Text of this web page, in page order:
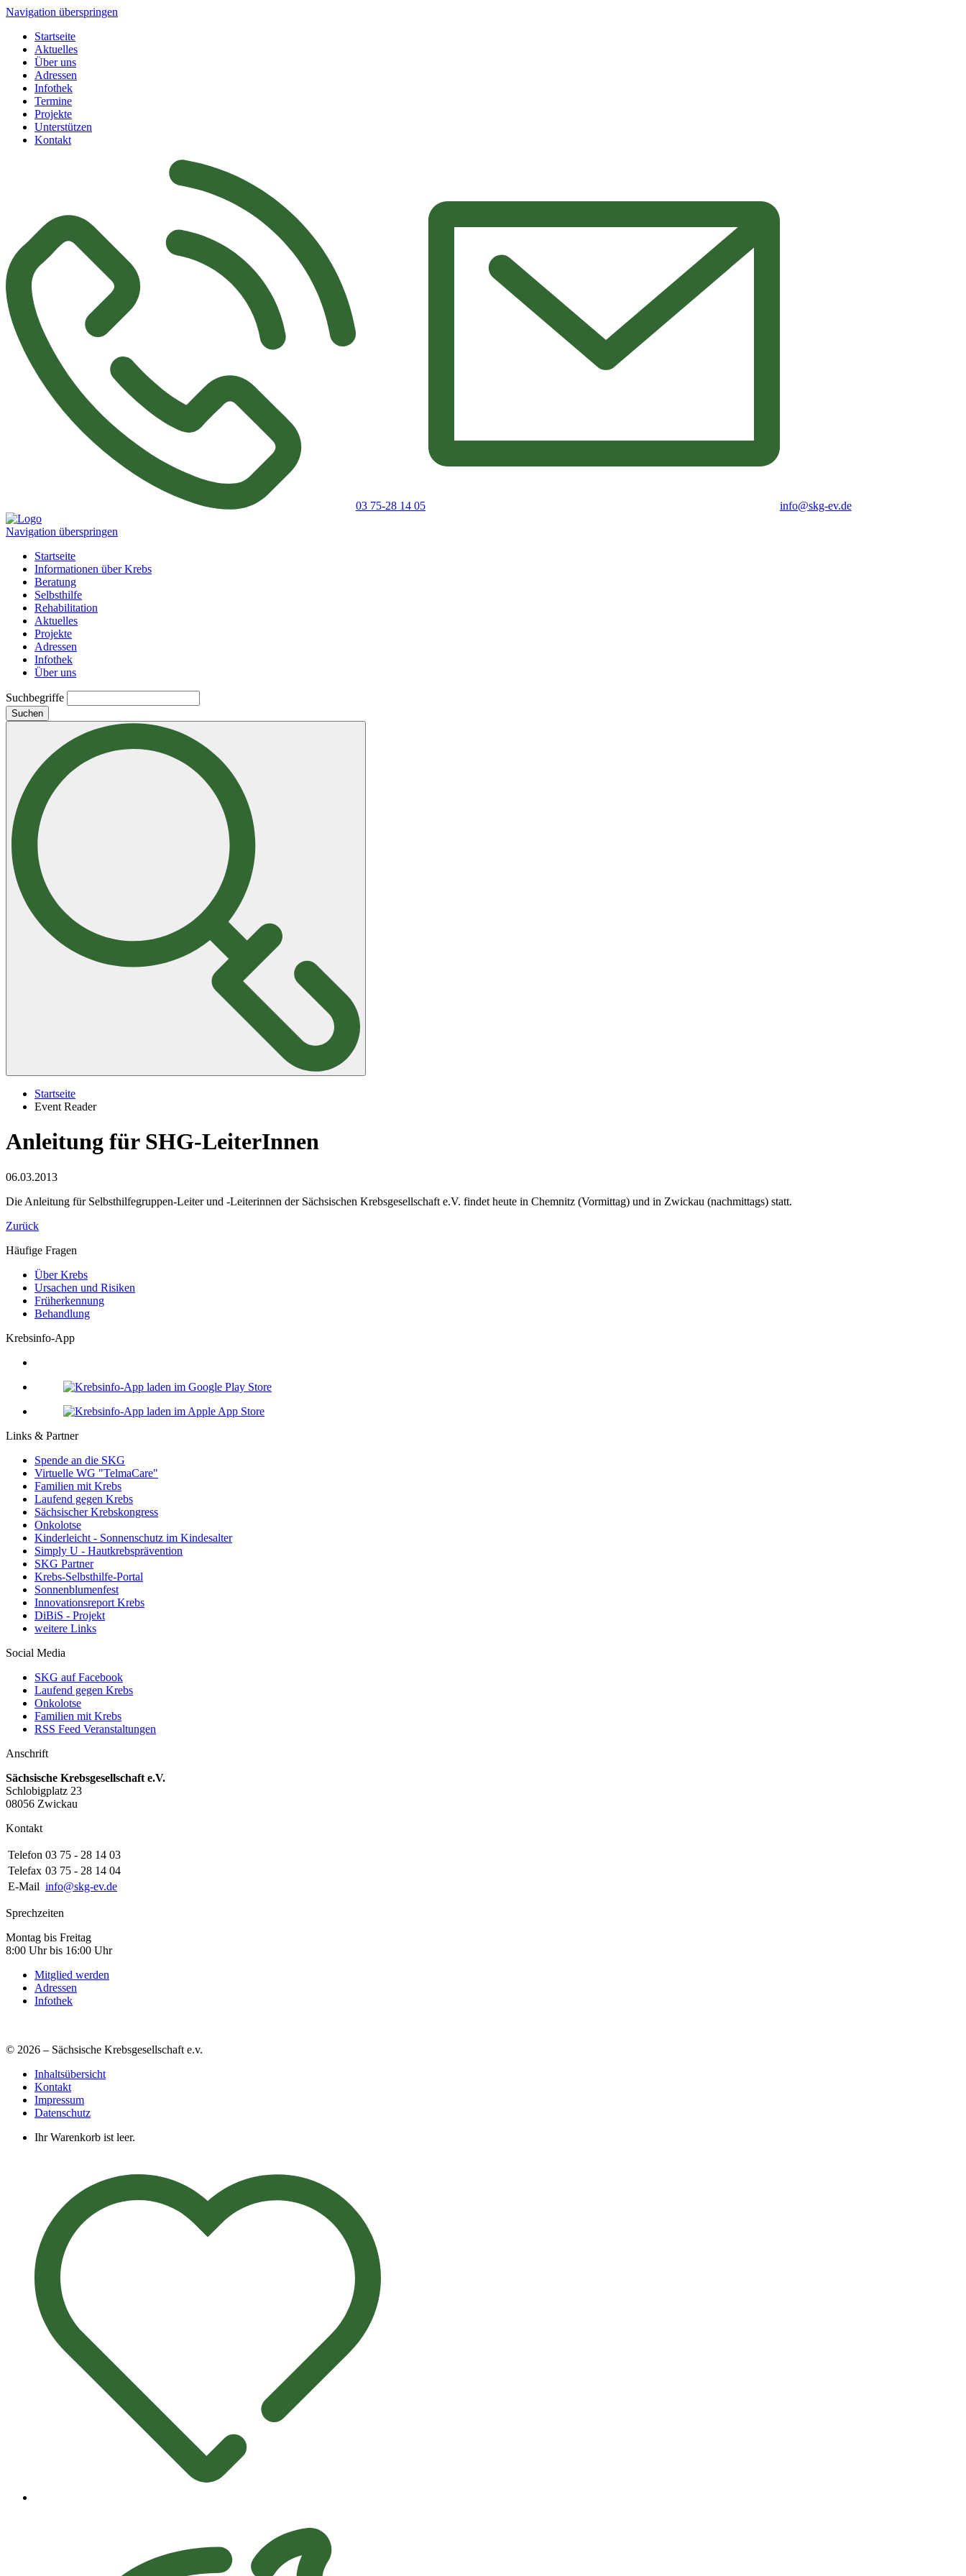
Navigation überspringen
Startseite
Aktuelles
Über uns
Adressen
Infothek
Termine
Projekte
Unterstützen
Kontakt
03 75-28 14 05 info@skg-ev.de
Navigation überspringen
Startseite
Informationen über Krebs
Beratung
Selbsthilfe
Rehabilitation
Aktuelles
Projekte
Adressen
Infothek
Über uns
Suchbegriffe
Suchen
Startseite
Event Reader
Anleitung für SHG-LeiterInnen
06.03.2013
Die Anleitung für Selbsthilfegruppen-Leiter und -Leiterinnen der Sächsischen Krebsgesellschaft e.V. findet heute in Chemnitz (Vormittag) und in Zwickau (nachmittags) statt.
Zurück
Häufige Fragen
Über Krebs
Ursachen und Risiken
Früherkennung
Behandlung
Krebsinfo-App
Links & Partner
Spende an die SKG
Virtuelle WG "TelmaCare"
Familien mit Krebs
Laufend gegen Krebs
Sächsischer Krebskongress
Onkolotse
Kinderleicht - Sonnenschutz im Kindesalter
Simply U - Hautkrebsprävention
SKG Partner
Krebs-Selbsthilfe-Portal
Sonnenblumenfest
Innovationsreport Krebs
DiBiS - Projekt
weitere Links
Social Media
SKG auf Facebook
Laufend gegen Krebs
Onkolotse
Familien mit Krebs
RSS Feed Veranstaltungen
Anschrift
Sächsische Krebsgesellschaft e.V.
Schlobigplatz 23
08056 Zwickau
Kontakt
Telefon 03 75 - 28 14 03
Telefax 03 75 - 28 14 04
E-Mail info@skg-ev.de
Sprechzeiten
Montag bis Freitag
8:00 Uhr bis 16:00 Uhr
Mitglied werden
Adressen
Infothek
© 2026 – Sächsische Krebsgesellschaft e.v.
Inhaltsübersicht
Kontakt
Impressum
Datenschutz
Ihr Warenkorb ist leer.